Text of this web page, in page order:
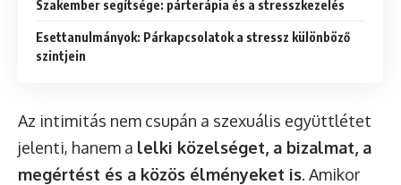
Szakember segítsége: párterápia és a stresszkezelés
Esettanulmányok: Párkapcsolatok a stressz különböző
szintjein
Az intimitás nem csupán a szexuális együttlétet
jelenti, hanem a lelki közelséget, a bizalmat, a
megértést és a közös élményeket is. Amikor